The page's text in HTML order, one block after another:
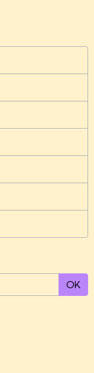
OK